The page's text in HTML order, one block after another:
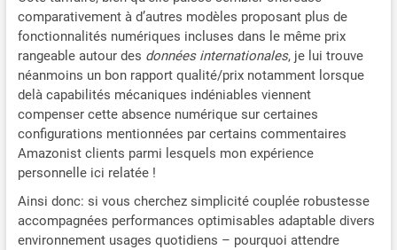
comparativement à d’autres modèles proposant plus de
fonctionnalités numériques incluses dans le même prix
rangeable autour des données internationales, je lui trouve
néanmoins un bon rapport qualité/prix notamment lorsque
delà capabilités mécaniques indéniables viennent
compenser cette absence numérique sur certaines
configurations mentionnées par certains commentaires
Amazonist clients parmi lesquels mon expérience
personnelle ici relatée !
Ainsi donc: si vous cherchez simplicité couplée robustesse
accompagnées performances optimisables adaptable divers
environnement usages quotidiens – pourquoi attendre